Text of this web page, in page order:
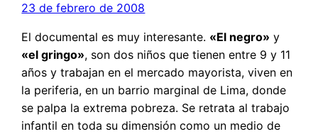
23 de febrero de 2008
El documental es muy interesante. «El negro» y
«el gringo», son dos niños que tienen entre 9 y 11
años y trabajan en el mercado mayorista, viven en
la periferia, en un barrio marginal de Lima, donde
se palpa la extrema pobreza. Se retrata al trabajo
infantil en toda su dimensión como un medio de